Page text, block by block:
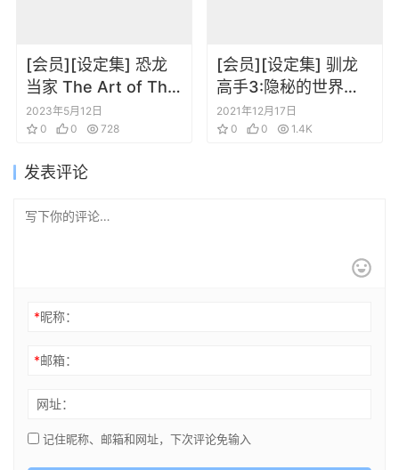
[会员][设定集] 恐龙
当家 The Art of The
Good Dinosaur
2023年5月12日
0
0 728
[会员][设定集] 驯龙
高手3:隐秘的世界
How to Train Your
Dragon:The Hidden
2021年12月17日
0
0 1.4K
发表评论
*昵称：
*邮箱：
网址：
记住昵称、邮箱和网址，下次评论免输入